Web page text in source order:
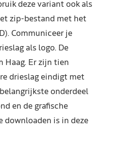
deze variant ook als
zip-bestand met het
Communiceer je
als logo. De
Haag. Er zijn tien
drieslag eindigt met
onderdeel
en de grafische
downloaden is in deze